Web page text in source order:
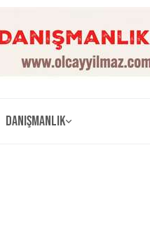
Danışmanlık